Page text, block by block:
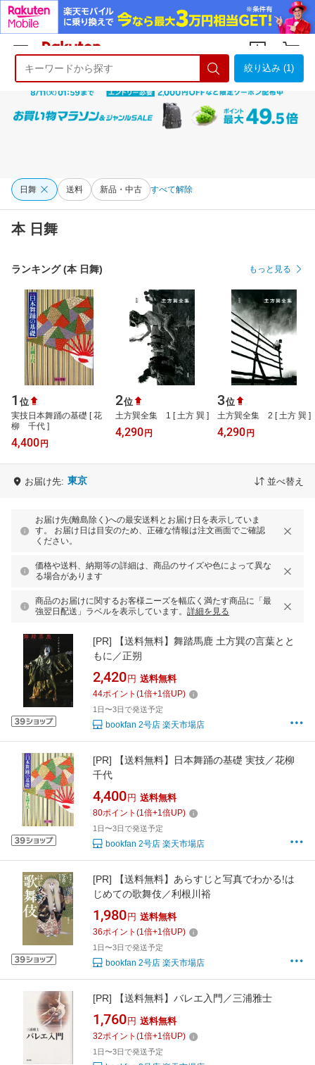
ようこそ 楽天市場へ ログイン
絞り込み (1)
日舞 送料 新品・中古 すべて解除
本 日舞
ランキング (本 日舞) もっと見る
1 位
実技日本舞踊の基礎 [ 花
柳 千代 ]
4,400 円
2位
土方巽全集 1 [ 土方 巽 ]
4,290 円
3位
土方巽全集 2 [ 土方 巽 ]
4,290 円
お届け先: 東京 並べ替え
お届け先(離島除く)への最安送料とお届け日を表示していま
す。 お届け日は目安のため、正確な情報は注文画面でご確認
ください。
価格や送料、納期等の詳細は、商品のサイズや色によって異な
る場合があります
商品のお届けに関するお客様ニーズを幅広く満たす商品に「最
強翌日配送」ラベルを表示しています。 詳細を見る
[PR]
【送料無料】舞踏馬鹿 土方巽の言葉とと
もに／正朔
2,420 円 送料無料
44ポイント (1倍+1倍UP)
1日〜3日で発送予定
bookfan 2号店 楽天市場店
[PR]
【送料無料】日本舞踊の基礎 実技／花柳
千代
4,400 円 送料無料
80ポイント (1倍+1倍UP)
1日〜3日で発送予定
bookfan 2号店 楽天市場店
[PR]
【送料無料】あらすじと写真でわかる!は
じめての歌舞伎／利根川裕
1,980 円 送料無料
36ポイント (1倍+1倍UP)
1日〜3日で発送予定
bookfan 2号店 楽天市場店
[PR] 【送料無料】バレエ入門／三浦雅士
1,760 円 送料無料
32ポイント (1倍+1倍UP)
1日〜3日で発送予定